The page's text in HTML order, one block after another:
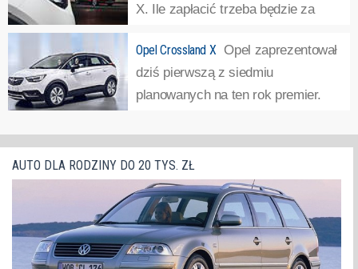
dwoma wersjami silnika 1.6 CDTI: o mocy 136 i...
»
X. Ile zapłacić trzeba będzie za
oferowany będzie w trzech wersjach wyposażeniowych:
Essentia, Enjoy i Elite. Pierwsza – bazowa – pojawi się
jednak w cennikach dopiero w styczniu...
»
Opel Crossland X Opel zaprezentował
dziś pierwszą z siedmiu
planowanych na ten rok premier.
Crossland X. Samochód powstał przy współpracy z
koncernem PSA. Auto zbudowano w oparciu o modułową
płytę podłogową EMP2. Karoseria Opla... »
AUTO DLA RODZINY DO 20 TYS. ZŁ